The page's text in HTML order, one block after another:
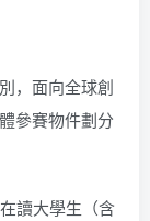
，面向全球創
參賽物件劃分
讀大學生（含